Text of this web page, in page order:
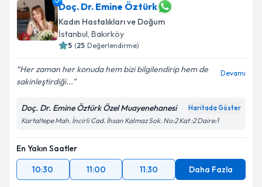
Doç. Dr. Emine Öztürk
Kadın Hastalıkları ve Doğum
İstanbul, Bakırköy
5 (25 Değerlendirme)
Her zaman her konuda hem bizi bilgilendirip hem de
sakinleştirdiği...
Devamı
Doç. Dr. Emine Öztürk Özel Muayenehanesi Haritada Göster
Kartaltepe Mah. İncirli Cad. İhsan Kalmaz Sok. No:2 Kat :2 Daire:1
En Yakın Saatler
10:30
11:00 11:30 Daha Fazla